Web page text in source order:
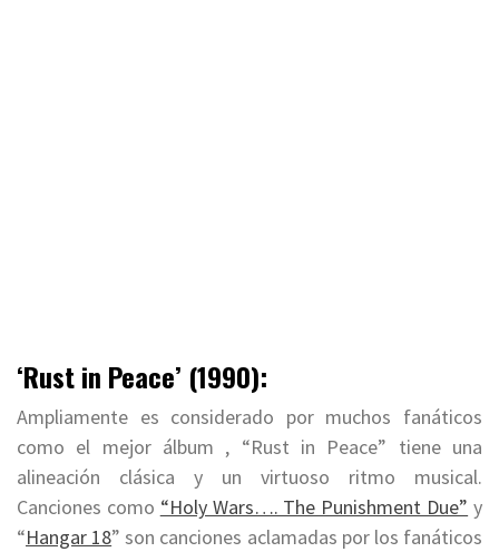
‘Rust in Peace’ (1990):
Ampliamente es considerado por muchos fanáticos
como el mejor álbum , “Rust in Peace” tiene una
alineación clásica y un virtuoso ritmo musical.
Canciones como “Holy Wars…. The Punishment Due” y
“Hangar 18” son canciones aclamadas por los fanáticos